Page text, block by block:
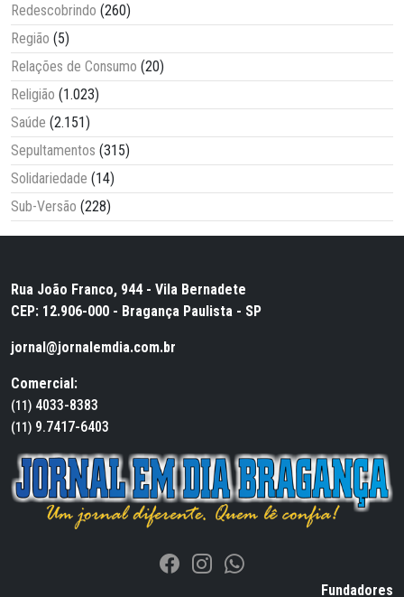
Redescobrindo (260)
Região (5)
Relações de Consumo (20)
Religião (1.023)
Saúde (2.151)
Sepultamentos (315)
Solidariedade (14)
Sub-Versão (228)
Rua João Franco, 944 - Vila Bernadete
CEP: 12.906-000 - Bragança Paulista - SP
jornal@jornalemdia.com.br
Comercial:
(11) 4033-8383
(11) 9.7417-6403
Fundadores